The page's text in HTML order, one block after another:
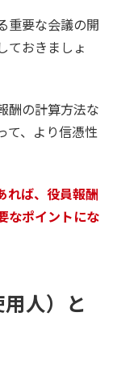
重要な会議の開
ておきましょ
酬の計算方法な
て、より信憑性
れば、役員報酬
なポイントにな
人）と